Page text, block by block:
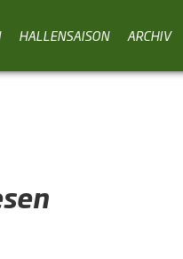
HALLENSAISON ARCHIV